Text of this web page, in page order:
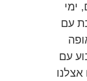
ימי
עם
עם